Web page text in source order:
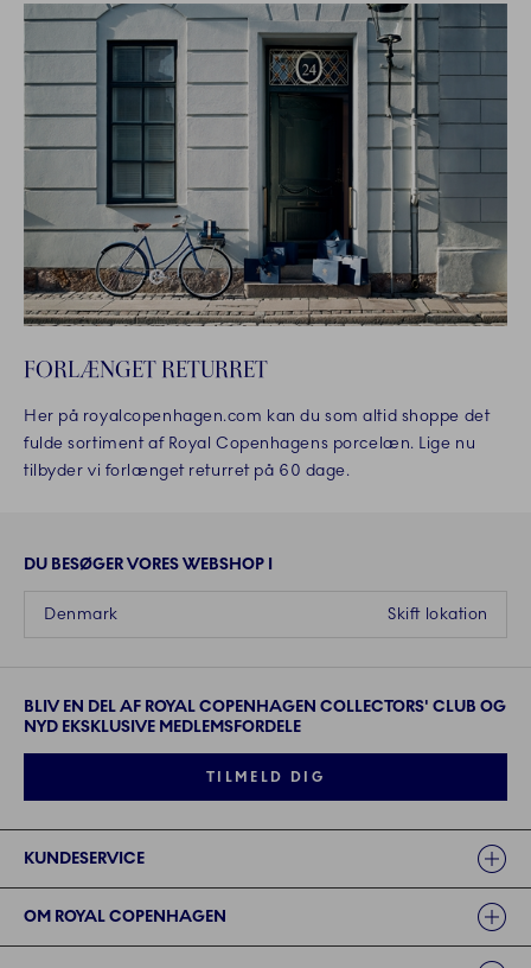
FORLÆNGET RETURRET
Her på royalcopenhagen.com kan du som altid shoppe det
fulde sortiment af Royal Copenhagens porcelæn. Lige nu
tilbyder vi forlænget returret på 60 dage.
DU BESØGER VORES WEBSHOP I
Skift lokation
Denmark
BLIV EN DEL AF ROYAL COPENHAGEN COLLECTORS' CLUB OG
NYD EKSKLUSIVE MEDLEMSFORDELE
TILMELD DIG
KUNDESERVICE
OM ROYAL COPENHAGEN